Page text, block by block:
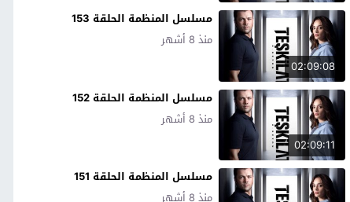
02:09:08
مسلسل المنظمة الحلقة 153
منذ 8 أشهر
02:09:11
مسلسل المنظمة الحلقة 152
منذ 8 أشهر
مسلسل المنظمة الحلقة 151
منذ 8 أشهر